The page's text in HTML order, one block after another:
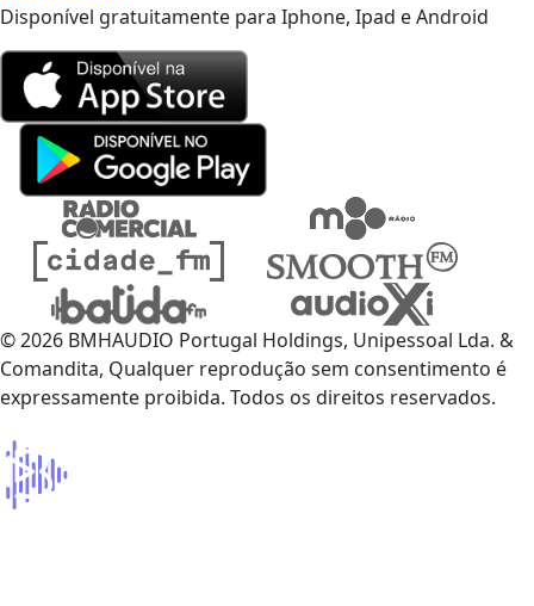
Disponível gratuitamente para Iphone, Ipad e Android
© 2026 BMHAUDIO Portugal Holdings, Unipessoal Lda. &
Comandita, Qualquer reprodução sem consentimento é
expressamente proibida. Todos os direitos reservados.